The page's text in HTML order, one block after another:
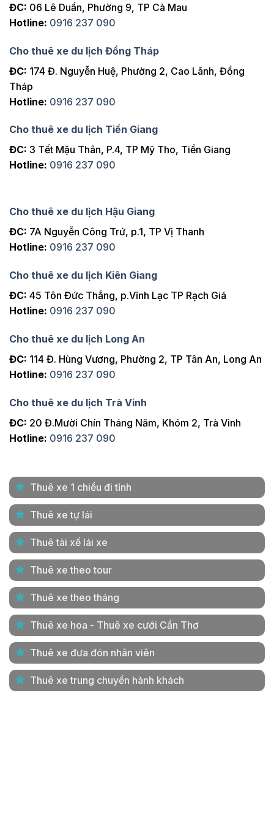
ĐC: 06 Lê Duẩn, Phường 9, TP Cà Mau
Hotline: 0916 237 090
Cho thuê xe du lịch Đồng Tháp
ĐC: 174 Đ. Nguyễn Huệ, Phường 2, Cao Lãnh, Đồng
Tháp
Hotline: 0916 237 090
Cho thuê xe du lịch Tiền Giang
ĐC: 3 Tết Mậu Thân, P.4, TP Mỹ Tho, Tiền Giang
Hotline: 0916 237 090
Cho thuê xe du lịch Hậu Giang
ĐC: 7A Nguyễn Công Trứ, p.1, TP Vị Thanh
Hotline: 0916 237 090
Cho thuê xe du lịch Kiên Giang
ĐC: 45 Tôn Đức Thắng, p.Vĩnh Lạc TP Rạch Giá
Hotline: 0916 237 090
Cho thuê xe du lịch Long An
ĐC: 114 Đ. Hùng Vương, Phường 2, TP Tân An, Long An
Hotline: 0916 237 090
Cho thuê xe du lịch Trà Vinh
ĐC: 20 Đ.Mười Chín Tháng Năm, Khóm 2, Trà Vinh
Hotline: 0916 237 090
Thuê xe 1 chiều đi tỉnh
Thuê xe tự lái
Thuê tài xế lái xe
Thuê xe theo tour
Thuê xe theo tháng
Thuê xe hoa - Thuê xe cưới Cần Thơ
Thuê xe đưa đón nhân viên
Thuê xe trung chuyển hành khách